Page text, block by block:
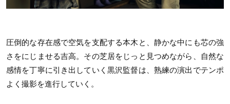
圧倒的な存在感で空気を支配する本木と、静かな中にも芯の強
さをにじませる吉高。その芝居をじっと見つめながら、自然な
感情を丁寧に引き出していく黒沢監督は、熟練の演出でテンポ
よく撮影を進行していく。